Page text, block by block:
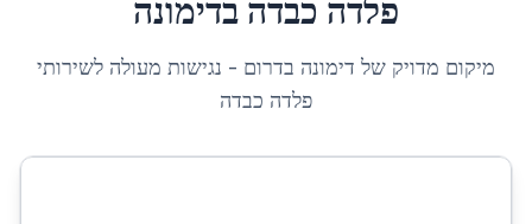
פלדה כבדה בדימונה
מיקום מדויק של דימונה בדרום - נגישות מעולה לשירותי
פלדה כבדה